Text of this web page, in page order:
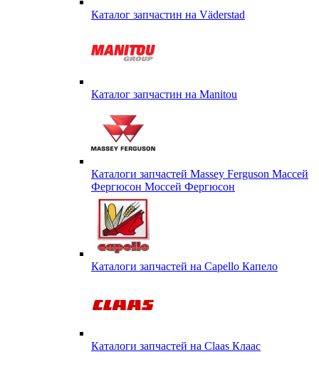
Каталог запчастин на Väderstad
Каталог запчастин на Маnitou
Каталоги запчастей Massey Ferguson Массей
Фергюсон Моссей Фергюсон
Каталоги запчастей на Capello Капело
Каталоги запчастей на Claas Клаас